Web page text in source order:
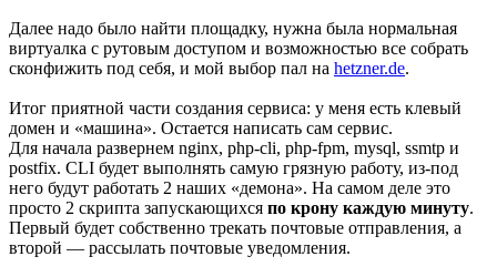
Далее надо было найти площадку, нужна была нормальная
виртуалка с рутовым доступом и возможностью все собрать
сконфижить под себя, и мой выбор пал на hetzner.de.
Итог приятной части создания сервиса: у меня есть клевый
домен и «машина». Остается написать сам сервис.
Для начала развернем nginx, php-cli, php-fpm, mysql, ssmtp и
postfix. CLI будет выполнять самую грязную работу, из-под
него будут работать 2 наших «демона». На самом деле это
просто 2 скрипта запускающихся по крону каждую минуту.
Первый будет собственно трекать почтовые отправления, а
второй — рассылать почтовые уведомления.